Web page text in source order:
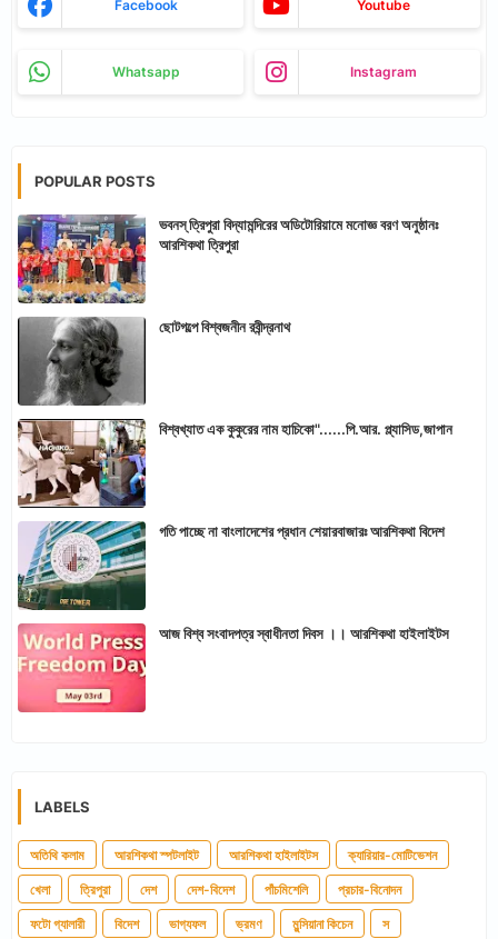
Facebook Youtube
Whatsapp Instagram
POPULAR POSTS
ভবনস্ ত্রিপুরা বিদ্যামন্দিরের অডিটোরিয়ামে মনোজ্ঞ বরণ অনুষ্ঠানঃ
আরশিকথা ত্রিপুরা
ছোটগল্পে বিশ্বজনীন রবীন্দ্রনাথ
বিশ্বখ্যাত এক কুকুরের নাম হাচিকো"......পি.আর. প্ল্যাসিড,জাপান
গতি পাচ্ছে না বাংলাদেশের প্রধান শেয়ারবাজারঃ আরশিকথা বিদেশ
আজ বিশ্ব সংবাদপত্র স্বাধীনতা দিবস ।। আরশিকথা হাইলাইটস
LABELS
অতিথি কলাম আরশিকথা স্পটলাইট আরশিকথা হাইলাইটস ক্যারিয়ার-মোটিভেশন
খেলা ত্রিপুরা দেশ দেশ-বিদেশ পাঁচমিশেলি প্রচার-বিনোদন
ফটো গ্যালারী বিদেশ ভাগ্যফল ভ্রমণ মুন্সিয়ানা কিচেন স